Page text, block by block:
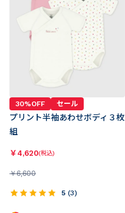
30%OFF セール
プリント半袖あわせボディ３枚
組
￥ 4,620(税込)
￥6,600
5 (3)